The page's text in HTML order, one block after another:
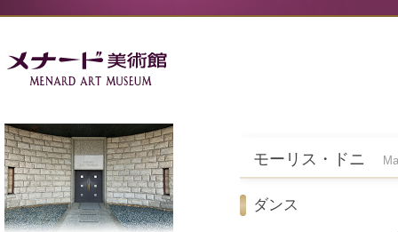
モーリス・ドニ
ダンス